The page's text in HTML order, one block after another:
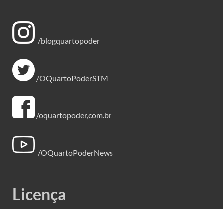
/blogquartopoder
/OQuartoPoderSTM
/oquartopoder,com.br
/OQuartoPoderNews
Licença